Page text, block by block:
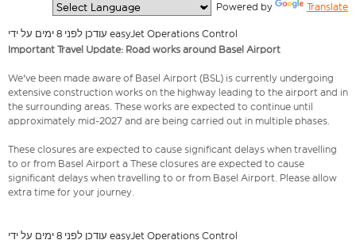
Powered by Translate
עודכן לפני 8 ימים על ידי easyJet Operations Control
Important Travel Update: Road works around Basel Airport
We've been made aware of Basel Airport (BSL) is currently undergoing
extensive construction works on the highway leading to the airport and in
the surrounding areas. These works are expected to continue until
approximately mid-2027 and are being carried out in multiple phases.
These closures are expected to cause significant delays when travelling
to or from Basel Airport a These closures are expected to cause
significant delays when travelling to or from Basel Airport. Please allow
extra time for your journey.
עודכן לפני 8 ימים על ידי easyJet Operations Control